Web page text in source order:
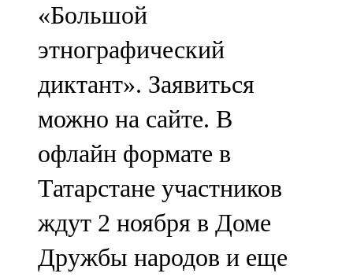
«Большой
этнографический
диктант». Заявиться
можно на сайте. В
офлайн формате в
Татарстане участников
ждут 2 ноября в Доме
Дружбы народов и еще